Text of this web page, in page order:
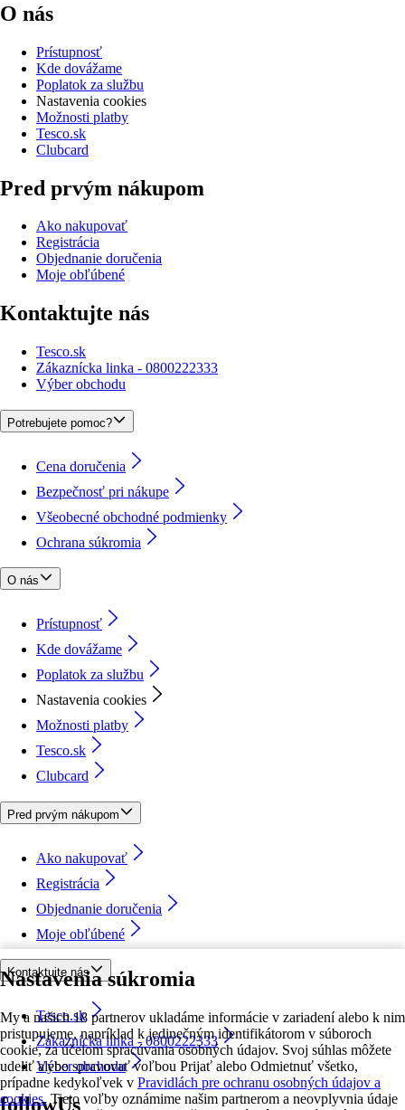
Nastavenia súkromia
My a našich 18 partnerov ukladáme informácie v zariadení alebo k nim
pristupujeme, napríklad k jedinečným identifikátorom v súboroch
cookie, za účelom spracúvania osobných údajov. Svoj súhlas môžete
udeliť alebo spravovať voľbou Prijať alebo Odmietnuť všetko,
prípadne kedykoľvek v Pravidlách pre ochranu osobných údajov a
cookies. Tieto voľby oznámime našim partnerom a neovplyvnia údaje
O nás
Prístupnosť
Kde dovážame
Poplatok za službu
Nastavenia cookies
Možnosti platby
Tesco.sk
Clubcard
Pred prvým nákupom
Ako nakupovať
Registrácia
Objednanie doručenia
Moje obľúbené
Kontaktujte nás
Tesco.sk
Zákaznícka linka - 0800222333
Výber obchodu
Potrebujete pomoc?
Cena doručenia
Bezpečnosť pri nákupe
Všeobecné obchodné podmienky
Ochrana súkromia
O nás
Prístupnosť
Kde dovážame
Poplatok za službu
Nastavenia cookies
Možnosti platby
Tesco.sk
Clubcard
Pred prvým nákupom
Ako nakupovať
Registrácia
Objednanie doručenia
Moje obľúbené
Kontaktujte nás
Tesco.sk
Zákaznícka linka - 0800222333
Výber obchodu
followUs